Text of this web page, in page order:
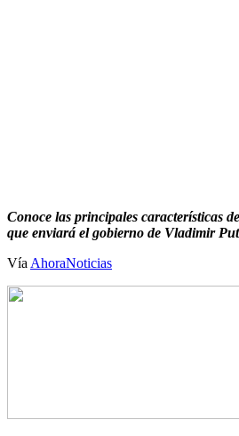
Conoce las principales características
que enviará el gobierno de Vladimir
Vía AhoraNoticias